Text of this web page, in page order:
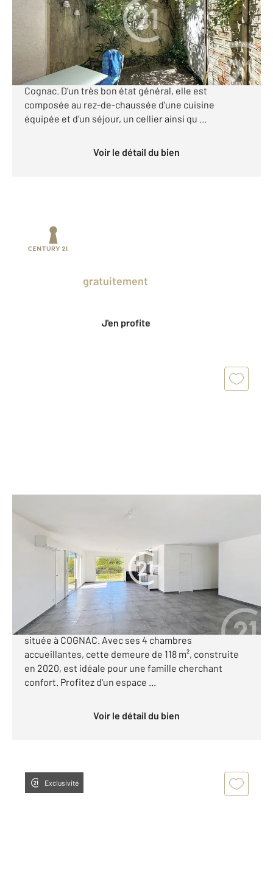
Maison à vendre
159 900 €
Votre agence Century 21 vous propose cette maison
de ville récemment rénovée en hyper centre de
Cognac. D'un très bon état général, elle est
composée au rez-de-chaussée d'une cuisine
équipée et d'un séjour, un cellier ainsi qu ...
Voir le détail du bien
gratuitement
J'en profite
118 m
Ref : 3047
Maison à vendre
242 500 €
Découvrez chez Century 21 Xso Immobilier, cette
charmante maison de plain-pied très recherchée
située à COGNAC. Avec ses 4 chambres
accueillantes, cette demeure de 118 m², construite
en 2020, est idéale pour une famille cherchant
confort. Profitez d'un espace ...
Voir le détail du bien
Exclusivité